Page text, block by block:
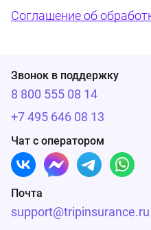
Соглашение об
Звонок в поддержку
8 800 555 08 14
+7 495 646 08 13
Чат с оператором
Почта
support@tripinsurance.ru